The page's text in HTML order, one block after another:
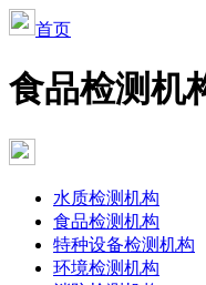
首页
食品检测机
水质检测机构
食品检测机构
特种设备检测机构
环境检测机构